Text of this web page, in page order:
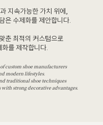
지속가능한 가치 위에,
은 수제화를 제안합니다.
춘 최적의 커스텀으로
를 제작합니다.
custom shoe manufacturers
modern lifestyles.
traditional shoe techniques
strong decorative advantages.